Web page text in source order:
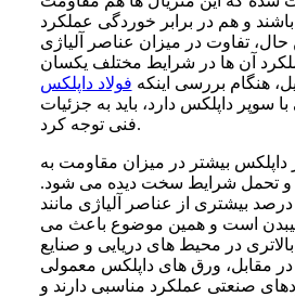
باشند و هم در برابر خوردگی عملکرد
حال، تفاوت در میزان عناصر آلیاژی
آن ها در شرایط مختلف یکسان
هنگام بررسی اینکه فولاد داپلکس
سوپر داپلکس دارد، باید به جزئیات
فنی توجه کرد.
بیشتر در میزان مقاومت به
و تحمل شرایط سخت دیده می شود.
بیشتری از عناصر آلیاژی مانند
است و همین موضوع باعث می
در محیط های دریایی و صنایع
در مقابل، ورق های داپلکس معمولی
صنعتی عملکرد مناسبی دارند و